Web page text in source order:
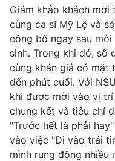
Nhân vật
Khán giả
Giải sao mai
Âm nhạc
Sao
Đời sống
Du lịch
Làm đẹp
Chất lượng cuộc sống
Giáo dục
Tuyển sinh
Học trực tuyến
Công nghệ
Hitech Công nghệ
Sản phẩm
Thị trường
Giao lưu trực tuyến
Lịch phát sóng
Giám khảo khách mời
cùng ca sĩ Mỹ Lệ và
công bố ngay sau
sinh. Trong khi đó, số
cùng khán giả có mặt
đến phút cuối. Với
khi được mời vào vị
chung kết và tiêu chí
"Trước hết là phải
vào việc "Đi vào trái
mình rung động